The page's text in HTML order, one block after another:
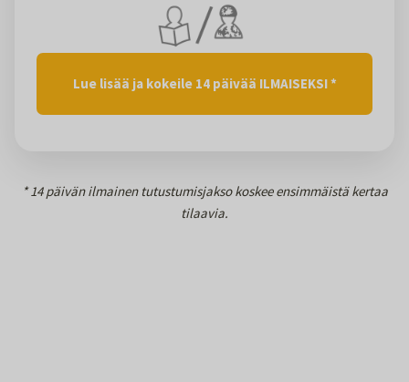
Lue lisää ja kokeile 14 päivää ILMAISEKSI *
* 14 päivän ilmainen tutustumisjakso koskee ensimmäistä kertaa
tilaavia.